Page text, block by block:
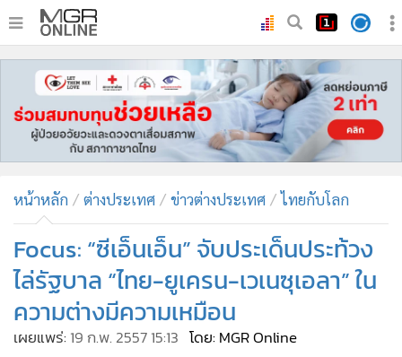
หน้าหลัก
ทันเหตุการณ์
• ภาคใต้
• บันเทิง
ผู้จัดการรายวัน
• คอลัมนิสต์
• ละคร
• CbizReview
• Cyber BIZ
หน้าหลัก ต่างประเทศ ข่าวต่างประเทศ ไทยกับโลก
Focus: “ซีเอ็นเอ็น” จับประเด็นประท้วง
ไล่รัฐบาล “ไทย-ยูเครน-เวเนซุเอลา” ใน
ความต่างมีความเหมือน
เผยแพร่: 19 ก.พ. 2557 15:13 โดย: MGR Online